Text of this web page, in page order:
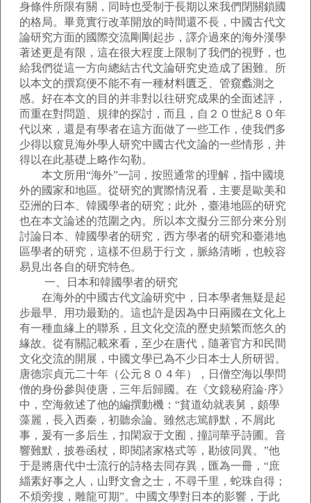
身條件所限有關，同時也受制于長期以來我們閉關鎖國
的格局。畢竟實行改革開放的時間還不長，中國古代文
論研究方面的國際交流剛剛起步，譯介過來的海外漢學
著述更是有限，這在很大程度上限制了我們的視野，也
給我們從這一方向總結古代文論研究史造成了困難。所
以本文的撰寫便不能不有一種材料匱乏、管窺蠡測之
感。好在本文的目的并非對以往研究成果的全面述評，
而重在對問題、規律的探討，而且，自２０世紀８０年
代以來，還是有學者在這方面做了一些工作，使我們多
少得以窺見海外學人研究中國古代文論的一些情形，并
得以在此基礎上略作勾勒。
本文所用“海外”一詞，按照通常的理解，指中國境
外的國家和地區。從研究的實際情況看，主要是歐美和
亞洲的日本、韓國學者的研究；此外，臺港地區的研究
也在本文論述的范圍之內。所以本文擬分三部分來分別
討論日本、韓國學者的研究，西方學者的研究和臺港地
區學者的研究，這樣不但易于行文，脈絡清晰，也較容
易見出各自的研究特色。
一、日本和韓國學者的研究
在海外的中國古代文論研究中，日本學者無疑是起
步最早、用功最勤的。這也許是因為中日兩國在文化上
有一種血緣上的聯系，且文化交流的歷史頻繁而悠久的
緣故。從有關記載來看，至少在唐代，隨著官方和民間
文化交流的開展，中國文學已為不少日本士人所研習。
唐德宗貞元二十年（公元８０４年），日僧空海以學問
僧的身份參與使唐，三年后歸國。在《文鏡秘府論·序》
中，空海敘述了他的編撰動機：“貧道幼就表舅，頗學
藻麗，長入西秦，初聽余論。雖然志篤靜默，不屑此
事，爰有一多后生，扣閑寂于文囿，撞詞華乎詩圃。音
響難默，披卷函杖，即閱諸家格式等，勘彼同異。”他
于是將唐代中士流行的詩格去同存異，匯為一冊，“庶
緇素好事之人，山野文會之士，不尋千里，蛇珠自得；
不煩旁搜，雕龍可期”。中國文學對日本的影響，于此